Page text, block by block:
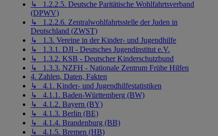
↳ 1.2.2.5. Deutsche Paritätische Wohlfahrtsverband
(DPWV)
↳ 1.2.2.6. Zentralwohlfahrtsstelle der Juden in
Deutschland (ZWST)
↳ 1.3. Vereine in der Kinder- und Jugendhilfe
↳ 1.3.1. DJI - Deutsches Jugendinstitut e.V.
↳ 1.3.2. KSB - Deutscher Kinderschutzbund
↳ 1.3.3. NZFH - Nationale Zentrum Frühe Hilfen
4. Zahlen, Daten, Fakten
↳ 4.1. Kinder- und Jugendhilfestatistiken
↳ 4.1.1. Baden-Württemberg (BW)
↳ 4.1.2. Bayern (BY)
↳ 4.1.3. Berlin (BE)
↳ 4.1.4. Brandenburg (BB)
↳ 4.1.5. Bremen (HB)